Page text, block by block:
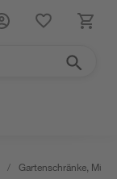
/ Gartenschränke,